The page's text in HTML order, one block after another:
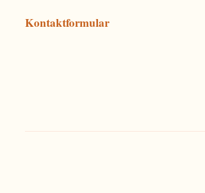
Kontaktformular